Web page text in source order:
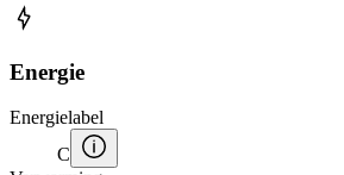
Energie
Energielabel
C